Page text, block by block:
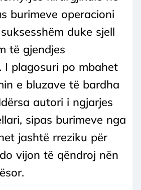
burimeve operacioni
duke sjell
të gjendjes
I plagosuri po mbahet
e bluzave të bardha
autori i ngjarjes
sipas burimeve nga
jashtë rreziku për
vijon të qëndroj nën